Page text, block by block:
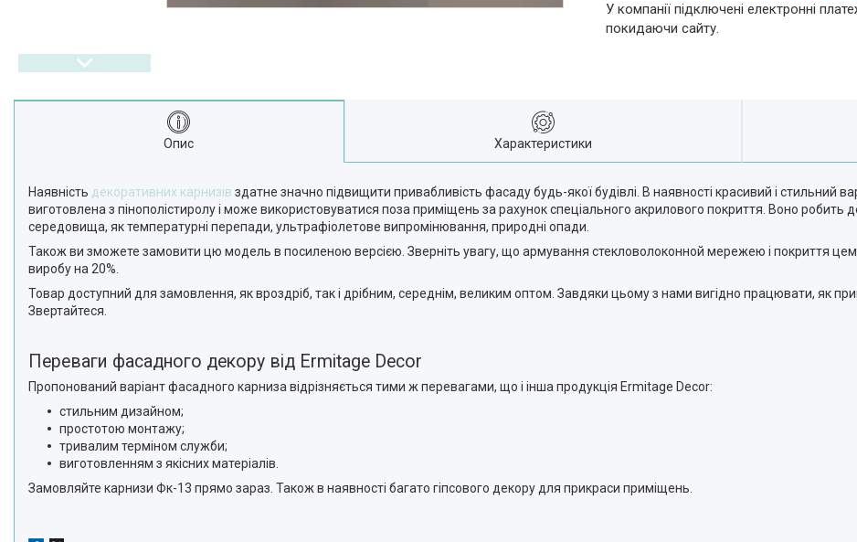
У компанії підключені електронні
покидаючи сайту.
Опис Характеристики
Наявність декоративних карнизів здатне значно підвищити привабливість фасаду будь-якої будівлі. В наявності красивий і
виготовлена з пінополістиролу і може використовуватися поза приміщень за рахунок спеціального акрилового покриття. Воно робить
середовища, як температурні перепади, ультрафіолетове випромінювання, природні опади.
Також ви зможете замовити цю модель в посиленою версією. Зверніть увагу, що армування стекловолоконной мережею і покриття
виробу на 20%.
Товар доступний для замовлення, як вроздріб, так і дрібним, середнім, великим оптом. Завдяки цьому з нами вигідно працювати, як
Звертайтеся.
Переваги фасадного декору від Ermitage Decor
Пропонований варіант фасадного карниза відрізняється тими ж перевагами, що і інша продукція Ermitage Decor:
стильним дизайном;
простотою монтажу;
тривалим терміном служби;
виготовленням з якісних матеріалів.
Замовляйте карнизи Фк-13 прямо зараз. Також в наявності багато гіпсового декору для прикраси приміщень.